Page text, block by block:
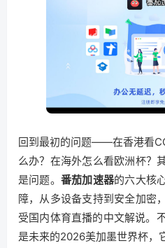
回到最初的问题——在香港看
么办？在海外怎么看欧洲杯？
是问题。 番茄加速器的六大核
障，从多设备支持到安全加密
受国内体育直播的中文解说。
是未来的2026美加墨世界杯，